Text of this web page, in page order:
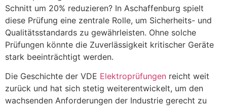
Schnitt um 20% reduzieren? In Aschaffenburg spielt
diese Prüfung eine zentrale Rolle, um Sicherheits- und
Qualitätsstandards zu gewährleisten. Ohne solche
Prüfungen könnte die Zuverlässigkeit kritischer Geräte
stark beeinträchtigt werden.
Die Geschichte der VDE Elektroprüfungen reicht weit
zurück und hat sich stetig weiterentwickelt, um den
wachsenden Anforderungen der Industrie gerecht zu